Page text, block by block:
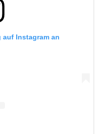
auf Instagram an